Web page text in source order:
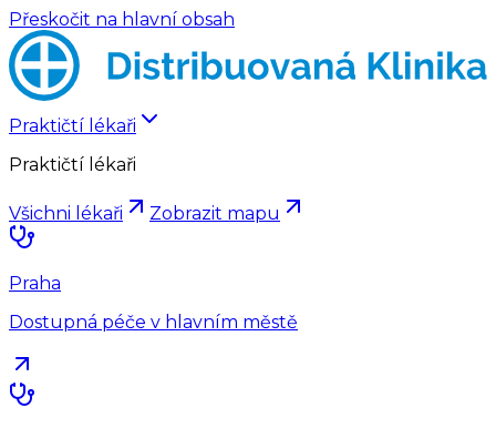
Přeskočit na hlavní obsah
Praktičtí lékaři
Praktičtí lékaři
Všichni lékaři Zobrazit mapu
Praha
Dostupná péče v hlavním městě